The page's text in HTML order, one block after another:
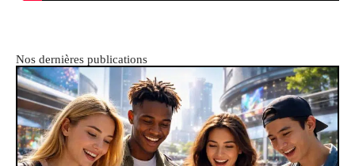
Nos dernières publications